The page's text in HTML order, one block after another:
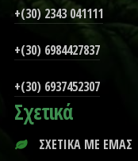
+(30) 2343 041111
+(30) 6984427837
+(30) 6937452307
Σχετικά
ΣΧΕΤΙΚΑ ΜΕ ΕΜΑΣ